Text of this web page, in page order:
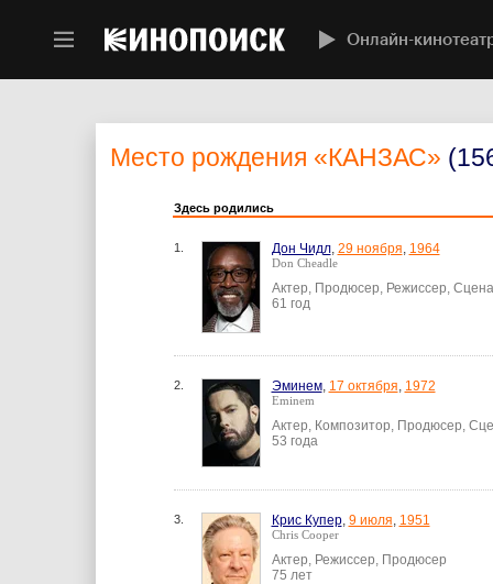
Онлайн-
Место рождения «КАНЗАС»
Здесь родились
1. Дон Чидл, 29 ноября, 1964
Don Cheadle
Актер, Продюсер, Режиссер,
61 год
2. Эминем, 17 октября, 1972
Eminem
Актер, Композитор, Продюсер,
53 года
3. Крис Купер, 9 июля, 1951
Chris Cooper
Актер, Режиссер, Продюсер
75 лет